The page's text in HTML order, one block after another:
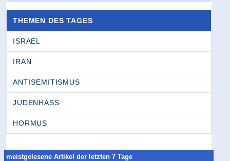
THEMEN DES TAGES
ISRAEL
IRAN
ANTISEMITISMUS
JUDENHASS
HORMUS
meistgelesene Artikel der letzten 7 Tage